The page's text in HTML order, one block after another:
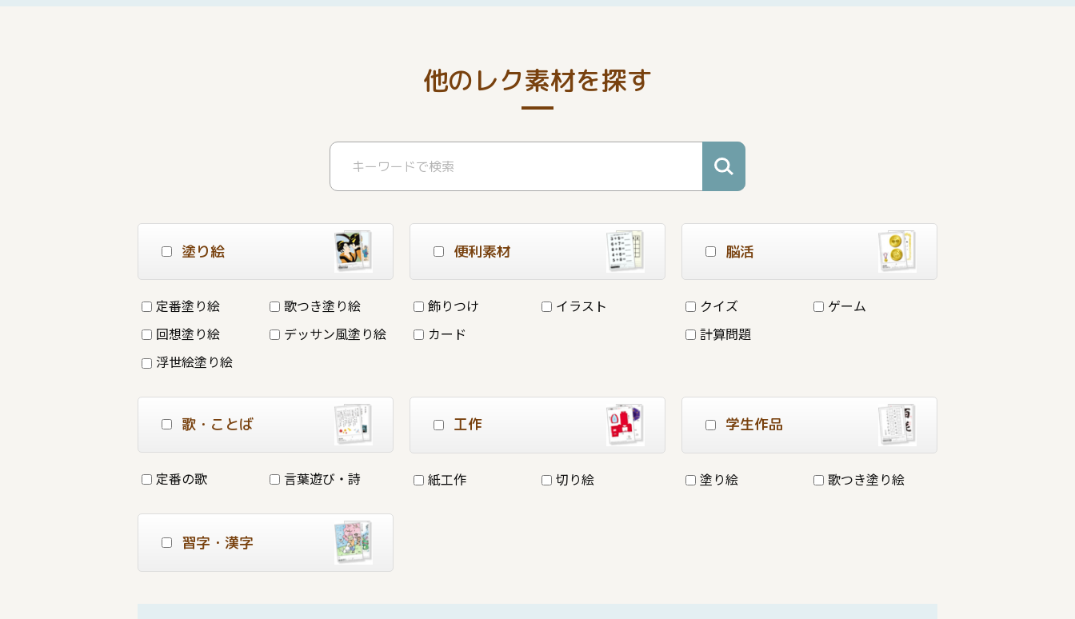
他のレク素材を探す
塗り絵
定番塗り絵
歌つき塗り絵
回想塗り絵
デッサン風塗り絵
浮世絵塗り絵
便利素材
飾りつけ
イラスト
カード
脳活
クイズ
ゲーム
計算問題
歌・ことば
定番の歌 言葉遊び・詩
工作
紙工作 切り絵
学生作品
塗り絵 歌つき塗り絵
習字・漢字